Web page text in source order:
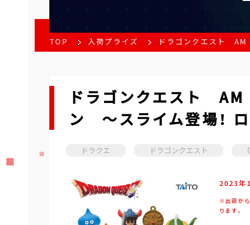
TOP 入荷プライズ ドラゴンクエスト AM
ドラゴンクエスト
ン ～スライム登場！
ドラクエ ドラゴンクエスト
2023年
※出荷から
ります。